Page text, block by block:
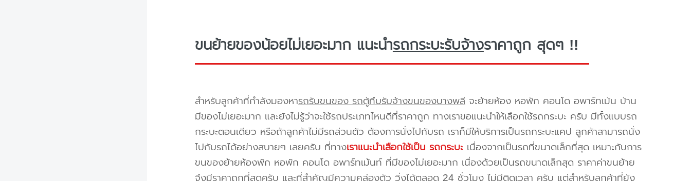
ขนย้ายของน้อยไม่เยอะมาก แนะนำรถกระบะรับจ้างราคาถูก สุดๆ !!
สำหรับลูกค้าที่กำลังมองหารถรับขนของ รถตู้ทึบรับจ้างขนของบางพลีจะย้ายห้อง หอพัก คอนโด อพาร์ทเม้น บ้าน
มีของไม่เยอะมาก และยังไม่รู้ว่าจะใช้รถประเภทไหนดีที่ราคาถูก ทางเราขอแนะนำให้เลือกใช้รถกระบะ ครับ มีทั้งแบบรถ
กระบะตอนเดียว หรือถ้าลูกค้าไม่มีรถส่วนตัว ต้องการนั่งไปกับรถ เราก็มีให้บริการเป็นรถกระบะแคป ลูกค้าสามารถนั่ง
ไปกับรถได้อย่างสบายๆ เลยครับ ที่ทางเราแนะนำเลือกใช้เป็น รถกระบะเนื่องจากเป็นรถที่ขนาดเล็กที่สุด เหมาะกับการ
ขนของย้ายห้องพัก หอพัก คอนโด อพาร์ทเม้นท์ ที่มีของไม่เยอะมาก เนื่องด้วยเป็นรถขนาดเล็กสุด ราคาค่าขนย้าย
จึงมีราคาถูกที่สุดครับ และที่สำคัญมีความคล่องตัว วิ่งได้ตลอด 24 ชั่วโมง ไม่มีติดเวลา ครับ แต่สำหรับลูกค้าที่ยัง